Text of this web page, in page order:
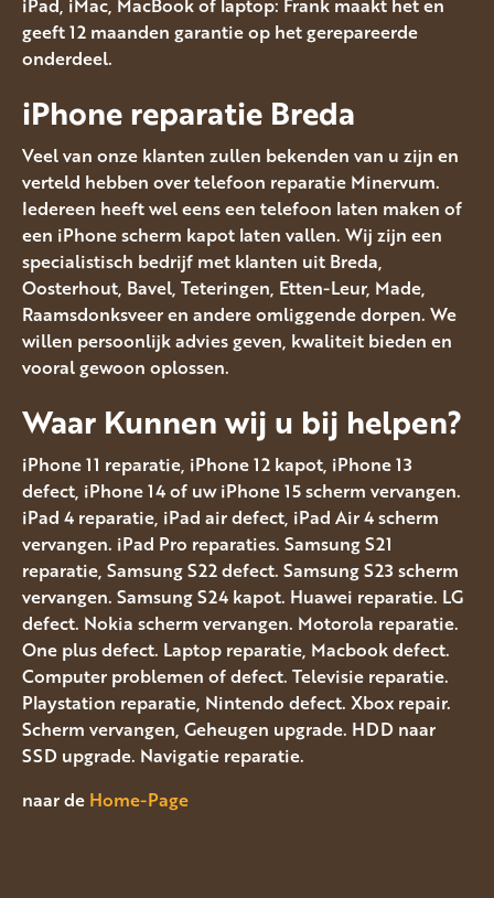
iPad, iMac, MacBook of laptop: Frank maakt het en
geeft 12 maanden garantie op het gerepareerde
onderdeel.
iPhone reparatie Breda
Veel van onze klanten zullen bekenden van u zijn en
verteld hebben over telefoon reparatie Minervum.
Iedereen heeft wel eens een telefoon laten maken of
een iPhone scherm kapot laten vallen. Wij zijn een
specialistisch bedrijf met klanten uit Breda,
Oosterhout, Bavel, Teteringen, Etten-Leur, Made,
Raamsdonksveer en andere omliggende dorpen. We
willen persoonlijk advies geven, kwaliteit bieden en
vooral gewoon oplossen.
Waar Kunnen wij u bij helpen?
iPhone 11 reparatie, iPhone 12 kapot, iPhone 13
defect, iPhone 14 of uw iPhone 15 scherm vervangen.
iPad 4 reparatie, iPad air defect, iPad Air 4 scherm
vervangen. iPad Pro reparaties. Samsung S21
reparatie, Samsung S22 defect. Samsung S23 scherm
vervangen. Samsung S24 kapot. Huawei reparatie. LG
defect. Nokia scherm vervangen. Motorola reparatie.
One plus defect. Laptop reparatie, Macbook defect.
Computer problemen of defect. Televisie reparatie.
Playstation reparatie, Nintendo defect. Xbox repair.
Scherm vervangen, Geheugen upgrade. HDD naar
SSD upgrade. Navigatie reparatie.
naar de Home-Page